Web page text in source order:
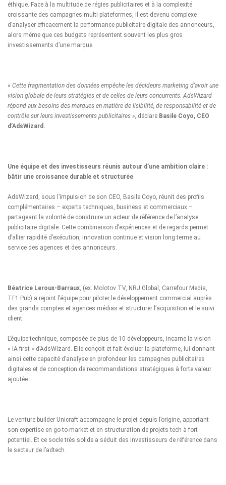
éthique. Face à la multitude de régies publicitaires et à la complexité
croissante des campagnes multi-plateformes, il est devenu complexe
d’analyser efficacement la performance publicitaire digitale des annonceurs,
alors même que ces budgets représentent souvent les plus gros
investissements d’une marque.
« Cette fragmentation des données empêche les décideurs marketing d’avoir une
vision globale de leurs stratégies et de celles de leurs concurrents. AdsWizard
répond aux besoins des marques en matière de lisibilité, de responsabilité et de
contrôle sur leurs investissements publicitaires », déclare Basile Coyo, CEO
d’AdsWizard.
Une équipe et des investisseurs réunis autour d’une ambition claire :
bâtir une croissance durable et structurée
AdsWizard, sous l’impulsion de son CEO, Basile Coyo, réunit des profils
complémentaires – experts techniques, business et commerciaux –
partageant la volonté de construire un acteur de référence de l’analyse
publicitaire digitale. Cette combinaison d’expériences et de regards permet
d’allier rapidité d’exécution, innovation continue et vision long terme au
service des agences et des annonceurs.
Béatrice Leroux-Barraux, (ex. Molotov TV, NRJ Global, Carrefour Media,
TF1 Pub) a rejoint l’équipe pour piloter le développement commercial auprès
des grands comptes et agences médias et structurer l’acquisition et le suivi
client.
L’équipe technique, composée de plus de 10 développeurs, incarne la vision
« IA-first » d’AdsWizard. Elle conçoit et fait évoluer la plateforme, lui donnant
ainsi cette capacité d’analyse en profondeur les campagnes publicitaires
digitales et de conception de recommandations stratégiques à forte valeur
ajoutée.
Le venture builder Unicraft accompagne le projet depuis l’origine, apportant
son expertise en go-to-market et en structuration de projets tech à fort
potentiel. Et ce socle très solide a séduit des investisseurs de référence dans
le secteur de l’adtech.